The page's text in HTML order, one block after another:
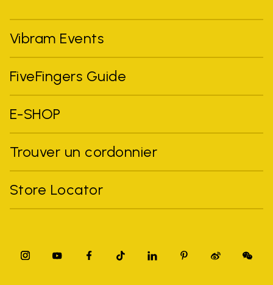
Vibram Events
FiveFingers Guide
E-SHOP
Trouver un cordonnier
Store Locator